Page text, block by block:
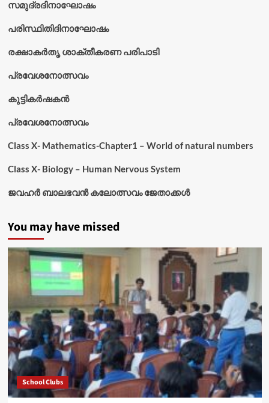
സമുദ്രദിനാഘോഷം
പരിസ്ഥിതിദിനാഘോഷം
രക്ഷാകർതൃ ശാക്തീകരണ പരിപാടി
പ്രവേശനോത്സവം
കുട്ടികര്‍ഷകന്‍
പ്രവേശനോത്സവം
Class X- Mathematics-Chapter1 – World of natural numbers
Class X- Biology – Human Nervous System
ജവഹർ ബാലഭവൻ കലോത്സവം ജേതാക്കൾ
You may have missed
School Clubs